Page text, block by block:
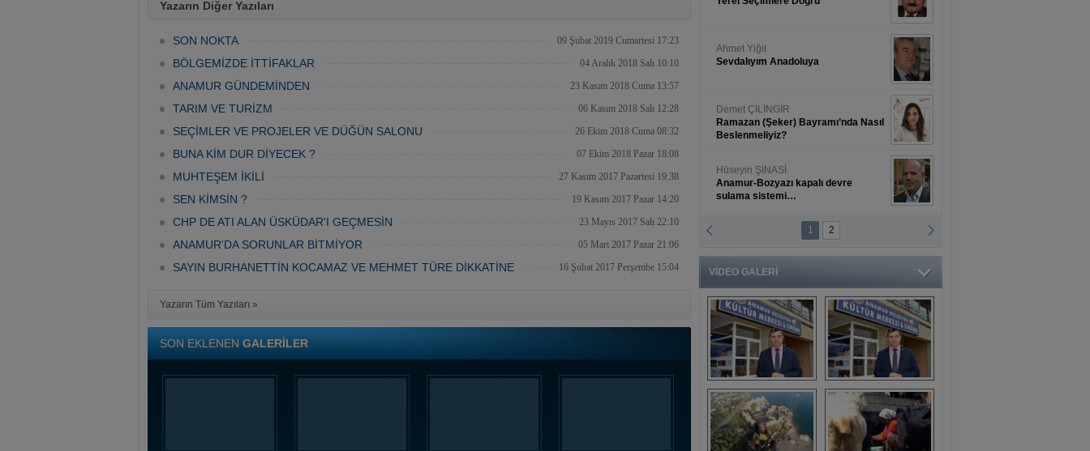
Yazarın Diğer Yazıları
SON NOKTA 09 Şubat 2019 Cumartesi 17:23
BÖLGEMİZDE İTTİFAKLAR 04 Aralık 2018 Salı 10:10
ANAMUR GÜNDEMİNDEN 23 Kasım 2018 Cuma 13:57
TARIM VE TURİZM 06 Kasım 2018 Salı 12:28
SEÇİMLER VE PROJELER VE DÜĞÜN SALONU 26 Ekim 2018 Cuma 08:32
BUNA KİM DUR DİYECEK ? 07 Ekim 2018 Pazar 18:08
MUHTEŞEM İKİLİ 27 Kasım 2017 Pazartesi 19:38
SEN KİMSİN ? 19 Kasım 2017 Pazar 14:20
CHP DE ATI ALAN ÜSKÜDAR'I GEÇMESİN 23 Mayıs 2017 Salı 22:10
ANAMUR'DA SORUNLAR BİTMİYOR 05 Mart 2017 Pazar 21:06
SAYIN BURHANETTİN KOCAMAZ VE MEHMET TÜRE DİKKATİNE 16 Şubat 2017 Perşembe 15:04
Yazarın Tüm Yazıları »
SON EKLENEN GALERİLER
Ahmet Yiğit
Sevdalıyım Anadoluya
Demet ÇİLİNGİR
Ramazan (Şeker) Bayramı’nda Nasıl
Beslenmeliyiz?
Hüseyin ŞİNASİ
Anamur-Bozyazı kapalı devre
sulama sistemi…
Bünyesinde Bahar Şöleni
1 2
VİDEO GALERİ
Başkan Türe'den
sansür açıklaması
Mahsun
Kırmızıgül’ün
filmine başkan
Mehmet Türe’den
sansür!